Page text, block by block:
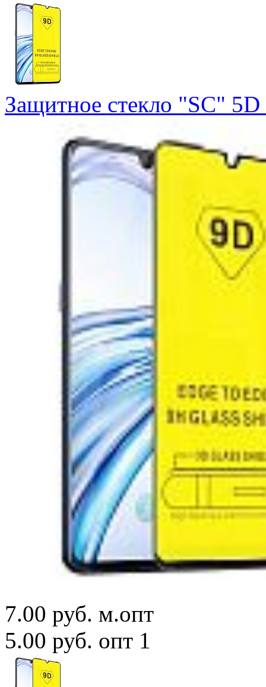
Защитное стекло "SC"
7.00 руб. м.опт
5.00 руб. опт 1